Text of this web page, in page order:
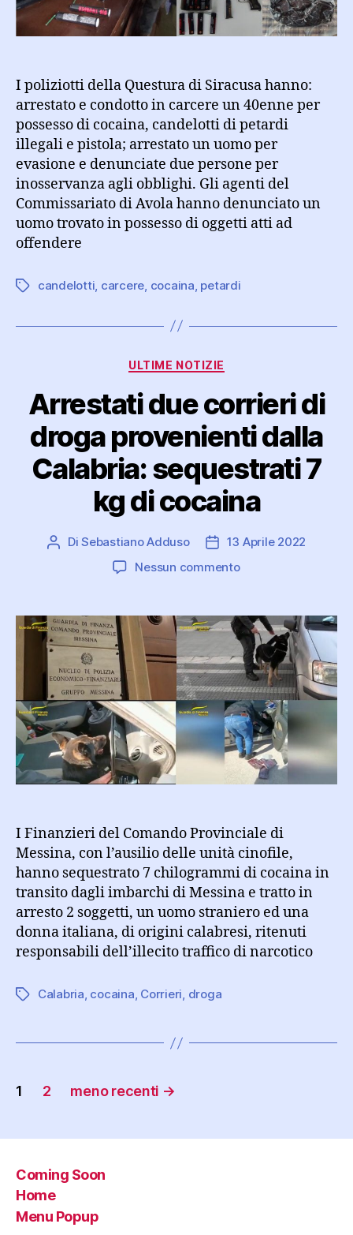
candelotti
I poliziotti della Questura di Siracusa hanno:
arrestato e condotto in carcere un 40enne per
possesso di cocaina, candelotti di petardi
illegali e pistola; arrestato un uomo per
evasione e denunciate due persone per
inosservanza agli obblighi. Gli agenti del
Commissariato di Avola hanno denunciato un
uomo trovato in possesso di oggetti atti ad
offendere
Tag candelotti carcere cocaina petardi
Categorie
ULTIME NOTIZIE
Arrestati due corrieri di
droga provenienti dalla
Calabria: sequestrati 7
kg di cocaina
Autore
DiSebastiano Adduso
Data
dell'articolo
13 Aprile 2022
Nessun commentosu
corrieri
di
droga
provenienti
dalla
Calabria:
sequestrati
7
kg
di
I Finanzieri del Comando Provinciale di
Messina, con l’ausilio delle unità cinofile,
hanno sequestrato 7 chilogrammi di cocaina in
transito dagli imbarchi di Messina e tratto in
arresto 2 soggetti, un uomo straniero ed una
donna italiana, di origini calabresi, ritenuti
responsabili dell’illecito traffico di narcotico
Tag Calabria, cocaina, Corrieri, droga
Paginazione
articoli
1 2 meno recenti →
Coming Soon
Home
Menu Popup